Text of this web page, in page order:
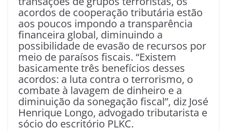
acordos de cooperação tributária estão
aos poucos impondo a transparência
financeira global, diminuindo a
possibilidade de evasão de recursos por
meio de paraísos fiscais. “Existem
basicamente três benefícios desses
acordos: a luta contra o terrorismo, o
combate à lavagem de dinheiro e a
diminuição da sonegação fiscal”, diz José
Henrique Longo, advogado tributarista e
sócio do escritório PLKC.